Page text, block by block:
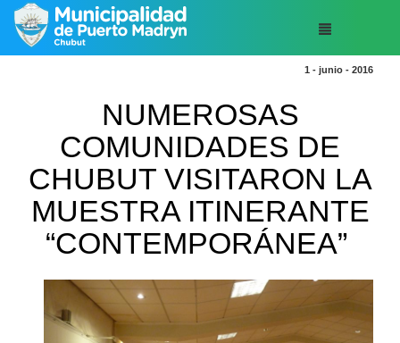
1 - junio - 2016
NUMEROSAS
COMUNIDADES DE
CHUBUT VISITARON LA
MUESTRA ITINERANTE
“CONTEMPORÁNEA”